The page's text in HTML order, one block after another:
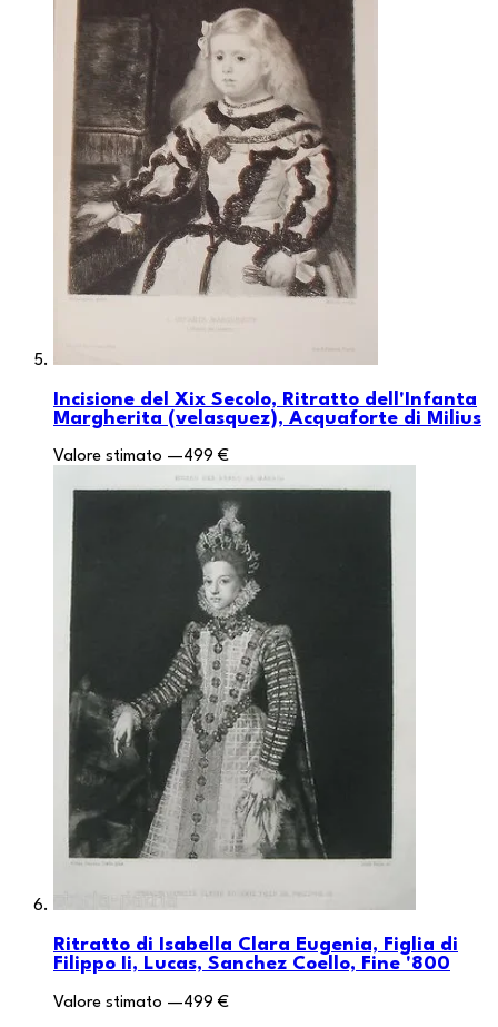
Incisione del Xix Secolo, Ritratto dell'Infanta
Margherita (velasquez), Acquaforte di Milius
Valore stimato —499 €
Ritratto di Isabella Clara Eugenia, Figlia di
Filippo Ii, Lucas, Sanchez Coello, Fine '800
Valore stimato —499 €